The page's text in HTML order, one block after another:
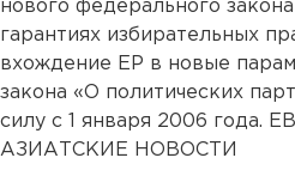
нового федерального
гарантиях избирательных
вхождение ЕР в новые
закона «О политических
силу с 1 января 2006 года.
АЗИАТСКИЕ НОВОСТИ